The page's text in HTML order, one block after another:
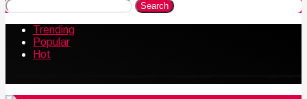
Search
Trending
Popular
Hot